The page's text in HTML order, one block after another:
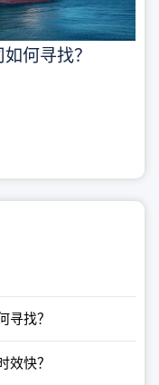
何寻找？
寻找？
效快？